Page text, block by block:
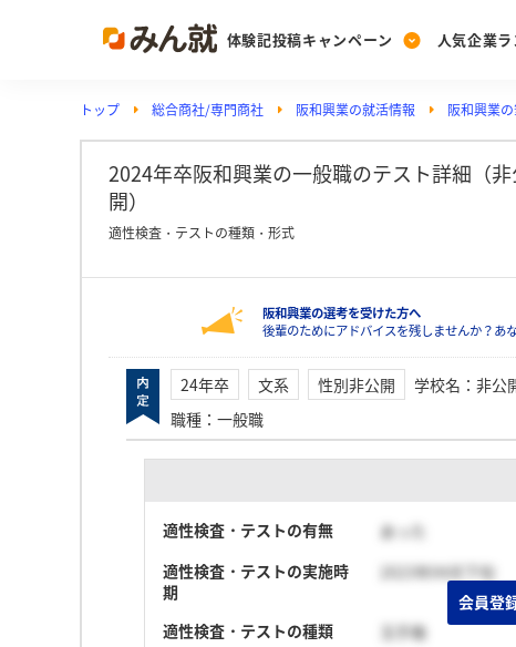
体験記投稿キャンペーン
Post
投稿する
人気企業
Ranking
ランキングを見る
PickUp
注目の企業特集
動画で知ろう！業界・
トップ 総合商社/専門商社 阪和興業の就活情報 阪和興業
2024年卒阪和興業の一般職のテスト詳細（
開）
適性検査・テストの種類・形式
阪和興業の選考を受けた方へ
後輩のためにアドバイスを残しませんか？あ
24年卒 文系 性別非公開 学校名 ： 非公
職種 ： 一般職
適性検査・テストの有無
あった
適性検査・テストの実施時
期
2023年04月下旬
適性検査・テストの種類
玉手箱
会員登